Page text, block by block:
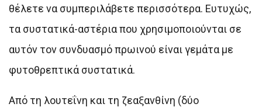
θέλετε να συμπεριλάβετε περισσότερα. Ευτυχώς,
τα συστατικά-αστέρια που χρησιμοποιούνται σε
αυτόν τον συνδυασμό πρωινού είναι γεμάτα με
φυτοθρεπτικά συστατικά.
Από τη λουτεΐνη και τη ζεαξανθίνη (δύο